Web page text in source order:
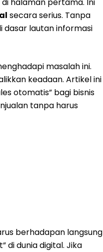
secara serius. Tanpa
dasar lautan informasi
masalah ini.
keadaan. Artikel ini
otomatis” bagi bisnis
tanpa harus
berhadapan langsung
di dunia digital. Jika